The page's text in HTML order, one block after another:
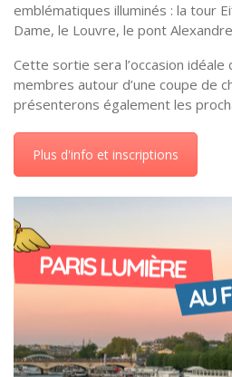
emblématiques illuminés : la tour
Dame, le Louvre, le pont
Cette sortie sera l’occasion idéale
membres autour d’une coupe de
présenterons également les
Plus d'info et inscriptions